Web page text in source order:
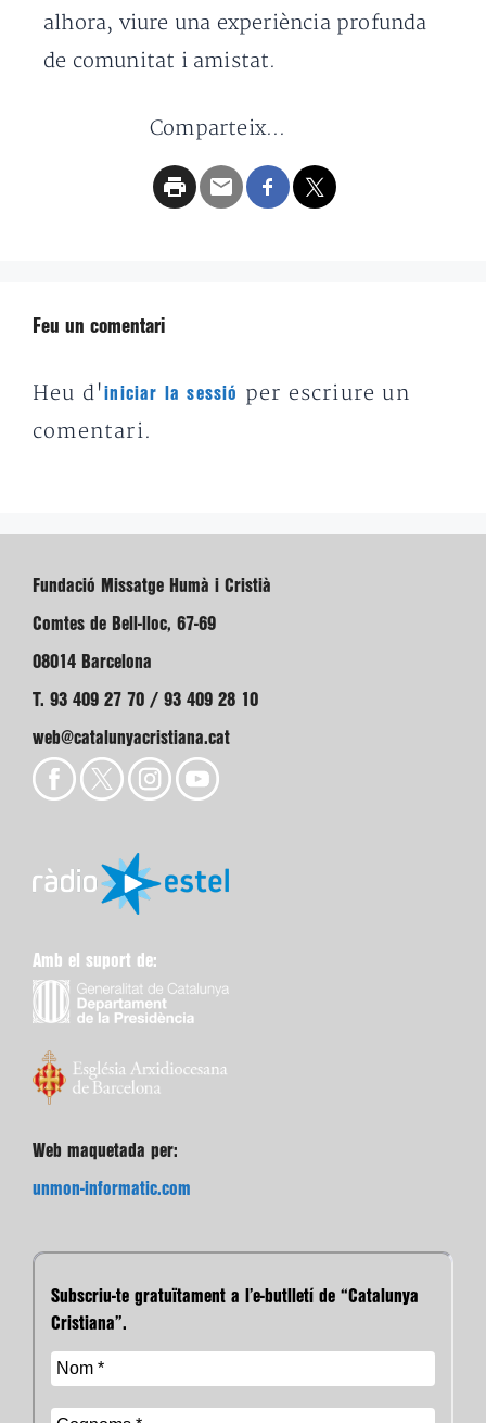
alhora, viure una experiència profunda
de comunitat i amistat.
Comparteix...
Feu un comentari
Heu d'iniciar la sessió
per escriure un
comentari.
Fundació Missatge Humà i Cristià
Comtes de Bell-lloc, 67-69
08014 Barcelona
T. 93 409 27 70 / 93 409 28 10
web@catalunyacristiana.cat
Amb el suport de:
Web maquetada per:
unmon-informatic.com
Subscriu-te gratuïtament a l’e-butlletí de “Catalunya
Cristiana”.